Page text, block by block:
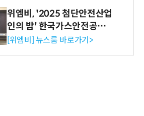
위엠비, '2025 첨단안전산업
인의 밤' 한국가스안전공사
사장상 수상
[위엠비] 뉴스룸 바로가기>